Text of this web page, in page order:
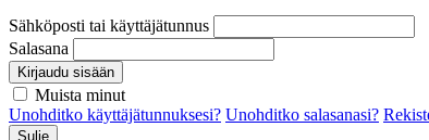
Sähköposti tai käyttäjätunnus
Salasana
Kirjaudu sisään
Muista minut
Unohditko käyttäjätunnuksesi? Unohditko salasanasi?
Sulje